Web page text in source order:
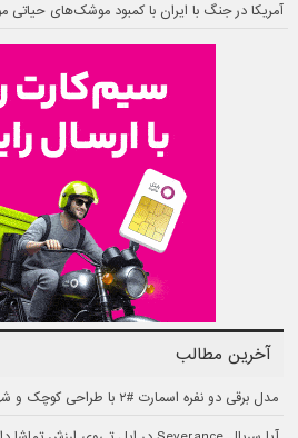
آمریکا در جنگ با ایران با کمبود موشک‌های حیاتی
آخرین مطالب
مدل برقی دو نفره اسمارت #۲ با طراحی کوچک و شهری معرفی شد